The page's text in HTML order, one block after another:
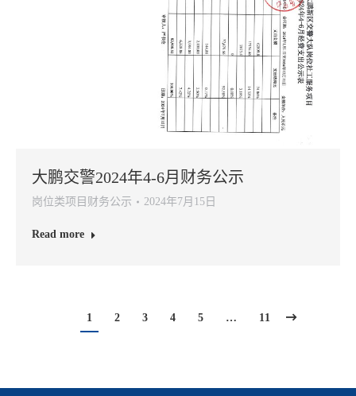
大鹏交警2024年4-6月财务公示
岗位类项目财务公示 2024年7月15日
Read more
1 2 3 4 5 … 11